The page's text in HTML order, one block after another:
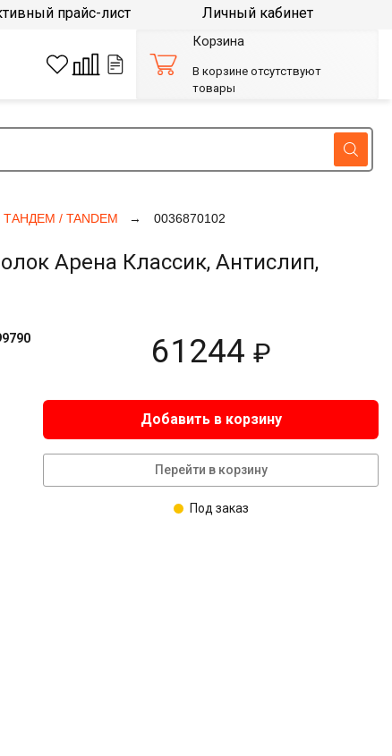
ТАНДЕМ / TANDEM 0036870102
Арена Классик, Антислип,
61244 ₽
Добавить в корзину
Перейти в корзину
Под заказ
прайс-лист Личный кабинет
Корзина
В корзине отсутствуют
товары